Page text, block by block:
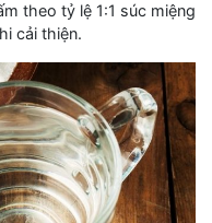
theo tỷ lệ 1:1 súc miệng
cải thiện.